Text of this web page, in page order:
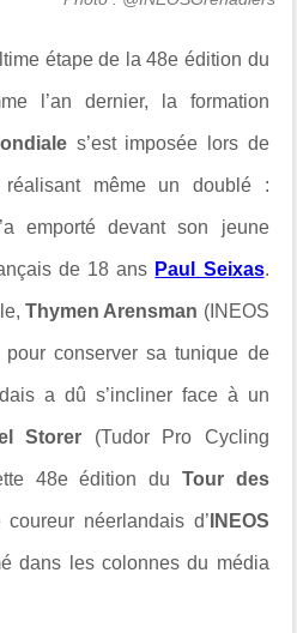
étape de la 48e édition du
l’an dernier, la formation
s’est imposée lors de
réalisant même un doublé :
emporté devant son jeune
de 18 ans Paul Seixas.
Thymen Arensman (INEOS
conserver sa tunique de
a dû s’incliner face à un
Storer (Tudor Pro Cycling
48e édition du Tour des
néerlandais d’ INEOS
dans les colonnes du média